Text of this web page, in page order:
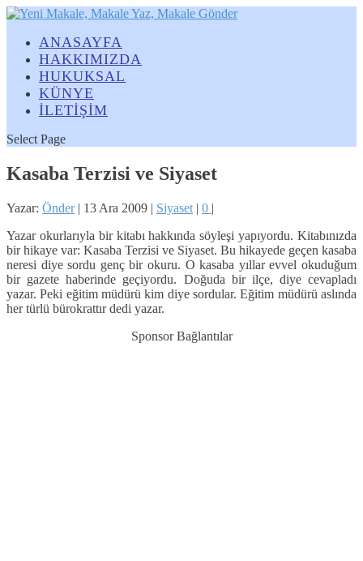
ANASAYFA
HAKKIMIZDA
HUKUKSAL
KÜNYE
İLETİŞİM
Select Page
Kasaba Terzisi ve Siyaset
Yazar: Önder| 13 Ara 2009 | Siyaset | 0 |
Yazar okurlarıyla bir kitabı hakkında söyleşi yapıyordu. Kitabınızda
bir hikaye var: Kasaba Terzisi ve Siyaset. Bu hikayede geçen kasaba
neresi diye sordu genç bir okuru. O kasaba yıllar evvel okuduğum
bir gazete haberinde geçiyordu. Doğuda bir ilçe, diye cevapladı
yazar. Peki eğitim müdürü kim diye sordular. Eğitim müdürü aslında
her türlü bürokrattır dedi yazar.
Sponsor Bağlantılar